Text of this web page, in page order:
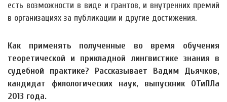
есть возможности в виде и грантов, и внутренних премий
в организациях за публикации и другие достижения.
Как применять полученные во время обучения
теоретической и прикладной лингвистике знания в
судебной практике? Рассказывает Вадим Дьячков,
кандидат филологических наук, выпускник ОТиПЛа
2013 года.